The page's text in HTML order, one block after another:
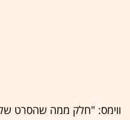
ווימס: "חלק ממה שהסרט